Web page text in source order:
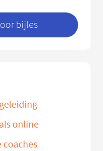
bijles
online
coaches